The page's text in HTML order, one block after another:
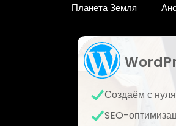
Планета Земля
Создаём с нуля
SEO-